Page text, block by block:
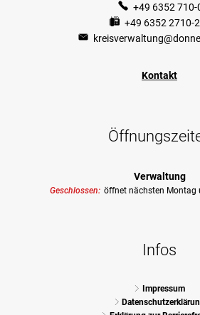
+49 6352 710-
+49 6352 2710-
Kontakt
Verwaltung
Klicken, um weitere Öffnungs- oder
Geschlossen: öffnet nächsten Montag
Infos
Impressum